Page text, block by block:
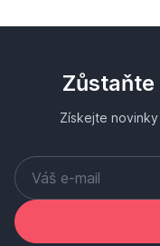
Získejte